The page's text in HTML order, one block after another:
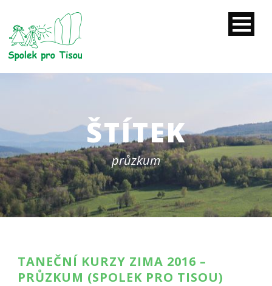
ŠTÍTEK
průzkum
TANEČNÍ KURZY ZIMA 2016 –
PRŮZKUM (SPOLEK PRO TISOU)